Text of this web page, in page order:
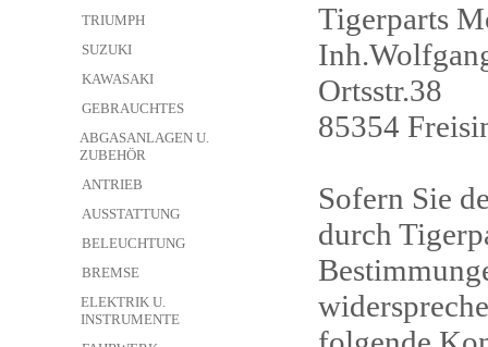
TRIUMPH
SUZUKI
KAWASAKI
GEBRAUCHTES
ABGASANLAGEN U.
ZUBEHÖR
ANTRIEB
AUSSTATTUNG
BELEUCHTUNG
BREMSE
ELEKTRIK U.
INSTRUMENTE
Tigerparts
Ortsstr.38
85354
Sofern Sie
durch